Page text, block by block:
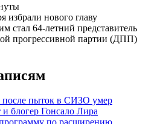
избрали нового главу
стал 64-летний представитель
прогрессивной партии (ДПП)
после пыток в СИЗО умер
блогер Гонсало Лира